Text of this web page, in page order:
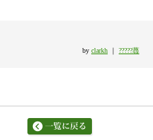
by clarkh ｜ ?????蕁